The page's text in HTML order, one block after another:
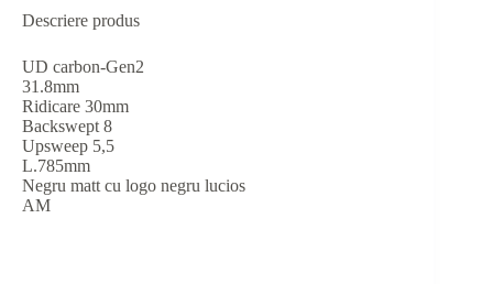
Descriere produs
UD carbon-Gen2
31.8mm
Ridicare 30mm
Backswept 8
Upsweep 5,5
L.785mm
Negru matt cu logo negru lucios
AM